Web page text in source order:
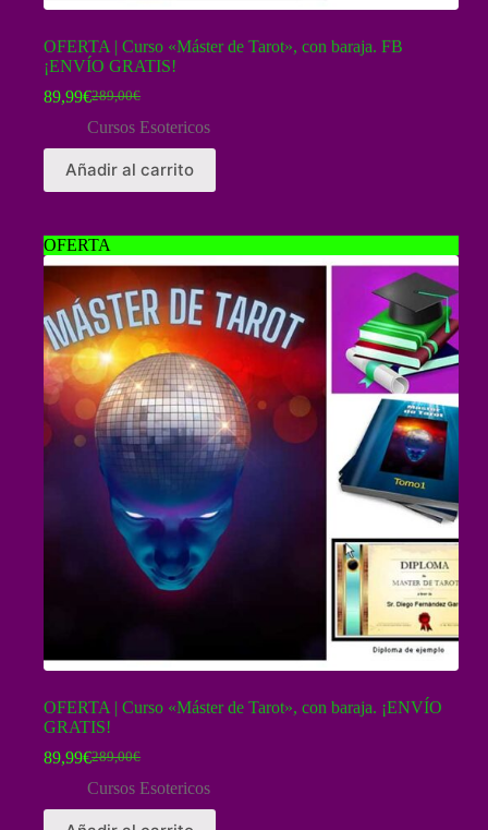
OFERTA | Curso «Máster de Tarot», con baraja. FB
¡ENVÍO GRATIS!
289,00€
El
precio
era:
89,99€El
precio
es:
Cursos Esotericos
Añadir al carrito
OFERTA
OFERTA | Curso «Máster de Tarot», con baraja. ¡ENVÍO
GRATIS!
289,00€
El
precio
era:
89,99€El
precio
es:
Cursos Esotericos